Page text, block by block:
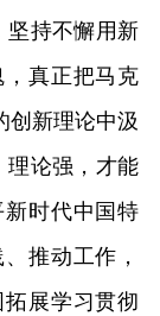
坚持不懈用新
真正把马克
创新理论中汲
理论强，才能
时代中国特
推动工作，
展学习贯彻